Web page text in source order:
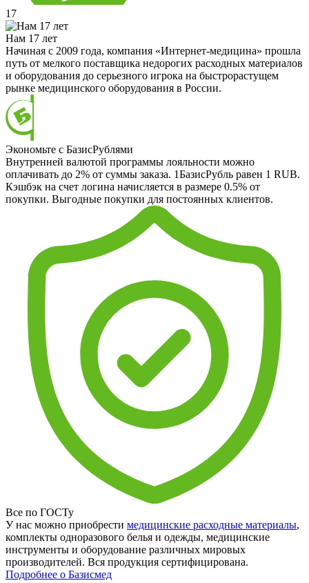
17
Нам 17 лет
Начиная с 2009 года, компания «Интернет-медицина» прошла
путь от мелкого поставщика недорогих расходных материалов
и оборудования до серьезного игрока на быстрорастущем
рынке медицинского оборудования в России.
Экономьте с БазисРублями
Внутренней валютой программы лояльности можно
оплачивать до 2% от суммы заказа. 1БазисРубль равен 1 RUB.
Кэшбэк на счет логина начисляется в размере 0.5% от
покупки. Выгодные покупки для постоянных клиентов.
Все по ГОСТу
У нас можно приобрести медицинские расходные материалы,
комплекты одноразового белья и одежды, медицинские
инструменты и оборудование различных мировых
производителей. Вся продукция сертифицирована.
Подробнее о Базисмед